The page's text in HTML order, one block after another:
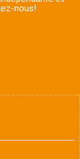
nous!